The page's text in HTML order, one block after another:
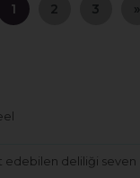
1 2 3 »
edebilen deliliği seven